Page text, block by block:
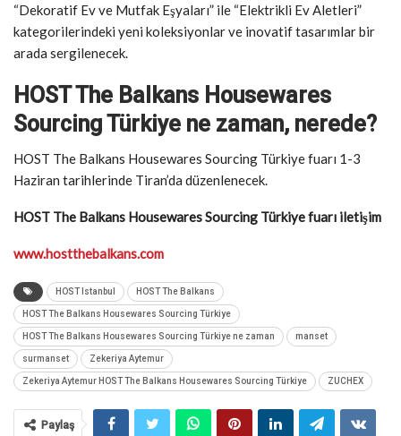
“Dekoratif Ev ve Mutfak Eşyaları” ile “Elektrikli Ev Aletleri”
kategorilerindeki yeni koleksiyonlar ve inovatif tasarımlar bir
arada sergilenecek.
HOST The Balkans Housewares
Sourcing Türkiye ne zaman, nerede?
HOST The Balkans Housewares Sourcing Türkiye fuarı 1-3
Haziran tarihlerinde Tiran’da düzenlenecek.
HOST The Balkans Housewares Sourcing Türkiye fuarı iletişim
www.hostthebalkans.com
HOST Istanbul HOST The Balkans
HOST The Balkans Housewares Sourcing Türkiye
HOST The Balkans Housewares Sourcing Türkiye ne zaman manset
surmanset Zekeriya Aytemur
Zekeriya Aytemur HOST The Balkans Housewares Sourcing Türkiye ZUCHEX
Paylaş